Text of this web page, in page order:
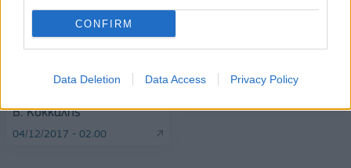
CONFIRM
Data Deletion Data Access Privacy Policy
Υφυπουργός Αγροτικής
Β. Κόκκαλης
04/12/2017 - 02:00
Απολύεσαι!